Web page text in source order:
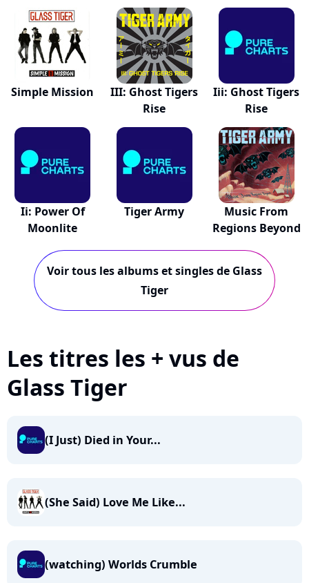
Simple Mission
III: Ghost Tigers
Rise
Iii: Ghost Tigers
Rise
Ii: Power Of
Moonlite
Tiger Army
Music From
Regions Beyond
Voir tous les albums et singles de Glass
Tiger
Les titres les + vus de
Glass Tiger
(I Just) Died in Your...
(She Said) Love Me Like...
(watching) Worlds Crumble